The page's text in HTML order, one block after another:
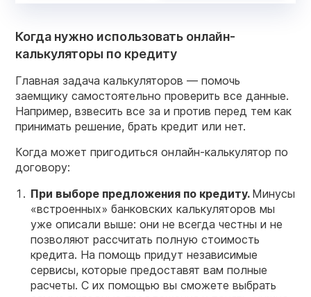
Когда нужно использовать онлайн-
калькуляторы по кредиту
Главная задача калькуляторов — помочь
заемщику самостоятельно проверить все данные.
Например, взвесить все за и против перед тем как
принимать решение, брать кредит или нет.
Когда может пригодиться онлайн-калькулятор по
договору:
При выборе предложения по кредиту. Минусы
«встроенных» банковских калькуляторов мы
уже описали выше: они не всегда честны и не
позволяют рассчитать полную стоимость
кредита. На помощь придут независимые
сервисы, которые предоставят вам полные
расчеты. С их помощью вы сможете выбрать